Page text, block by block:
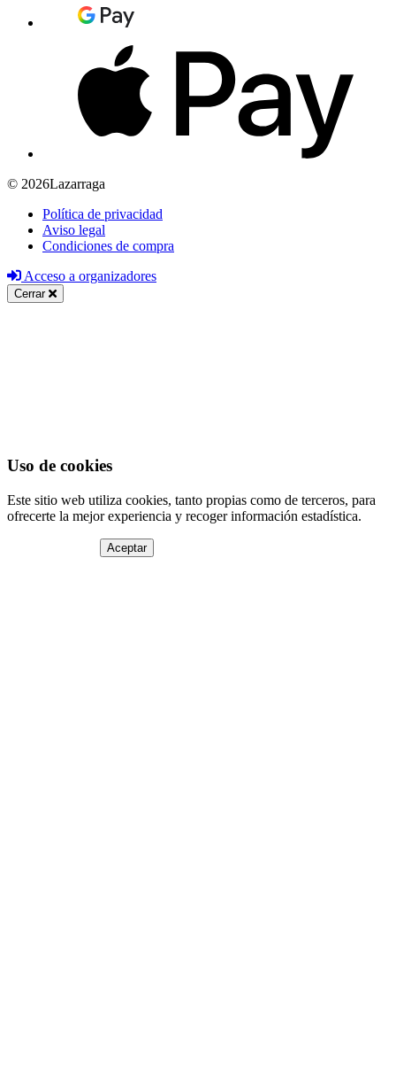
© 2026Lazarraga
Política de privacidad
Aviso legal
Condiciones de compra
Acceso a organizadores
Cerrar
Uso de cookies
Este sitio web utiliza cookies, tanto propias como de terceros, para
ofrecerte la mejor experiencia y recoger información estadística.
Aceptar